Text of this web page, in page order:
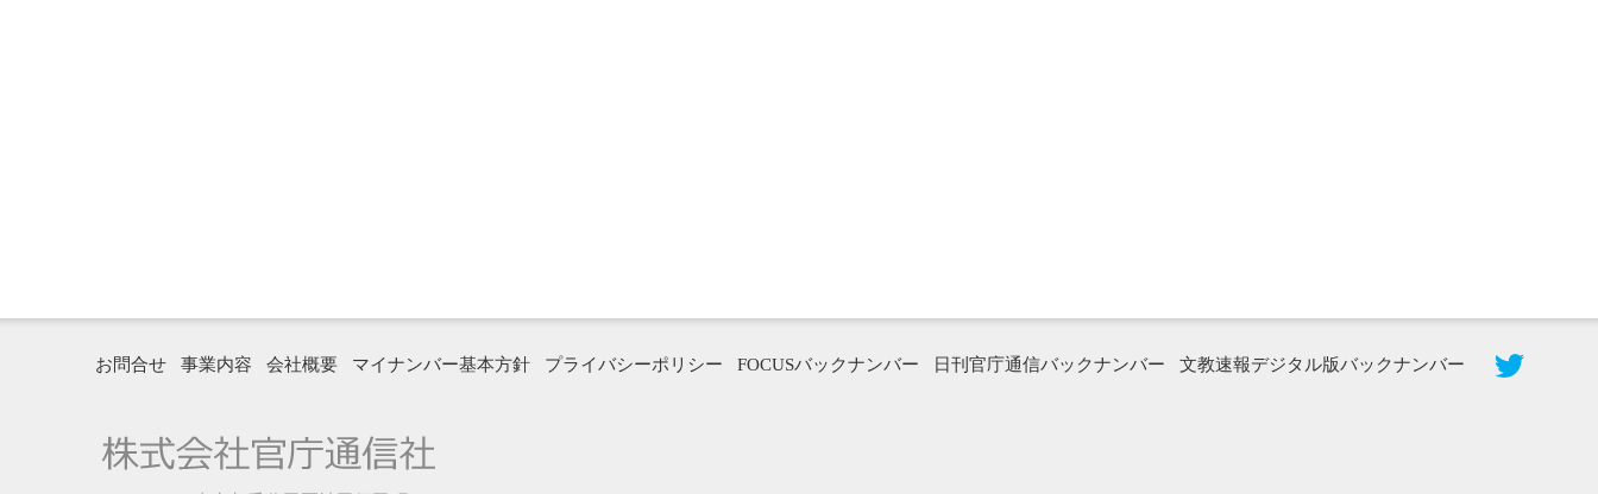
お問合せ 事業内容 会社概要 マイナンバー基本方針 プライバシーポリシー FOCUSバックナンバー 日刊官庁通信バックナンバー 文教速報デジタル版バックナンバー